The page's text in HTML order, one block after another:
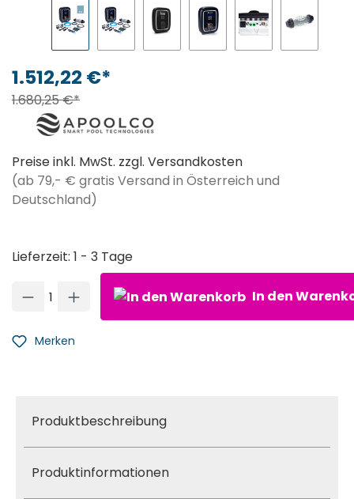
1.512,22 €*
1.680,25 €*
Preise inkl. MwSt. zzgl. Versandkosten
(ab 79,- € gratis Versand in Österreich und
Deutschland)
Lieferzeit: 1 - 3 Tage
Produkt Anzahl: Gib den gewünschten Wert ein oder
In den
Merken
Produktbeschreibung
Produktinformationen